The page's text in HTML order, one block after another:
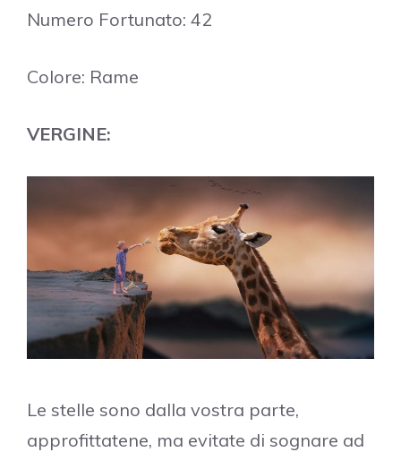
Numero Fortunato: 42
Colore: Rame
VERGINE:
Le stelle sono dalla vostra parte,
approfittatene, ma evitate di sognare ad